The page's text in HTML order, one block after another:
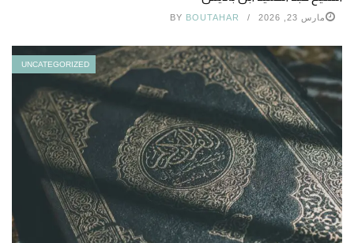
مارس 23, 2026 BY BOUTAHAR
UNCATEGORIZED